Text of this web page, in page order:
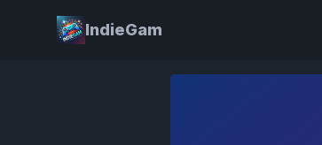
IndieGam